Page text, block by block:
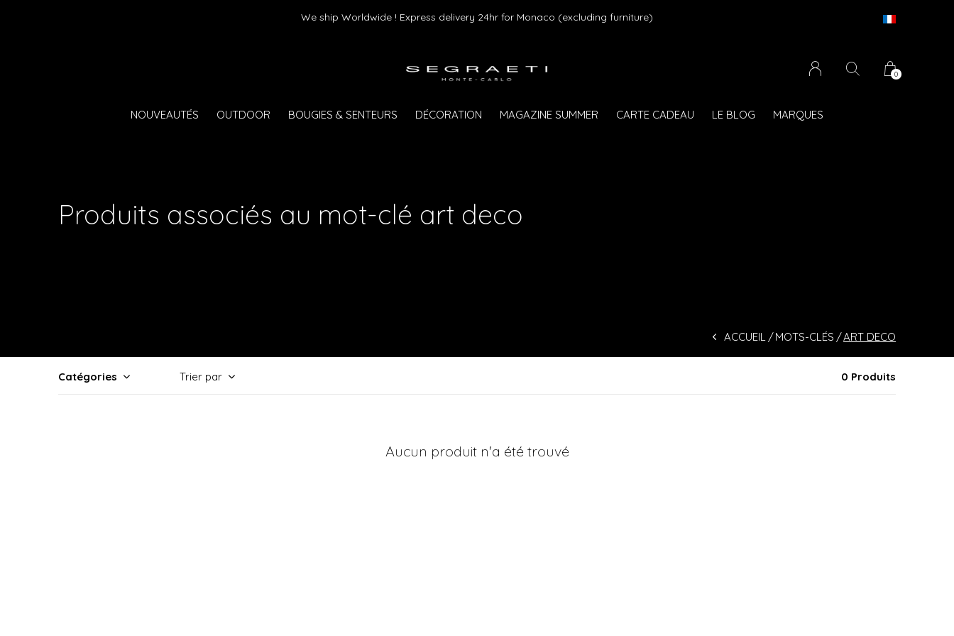
NOUVEAUTÉS OUTDOOR BOUGIES & SENTEURS DÉCORATION MAGAZINE SUMMER CARTE CADEAU LE BLOG MARQUES
0
We ship Worldwide ! Express delivery 24hr for Monaco (excluding furniture)
Produits associés au mot-clé art deco
ACCUEIL MOTS-CLÉS ART DECO
Catégories Trier par 0 Produits
Aucun produit n'a été trouvé